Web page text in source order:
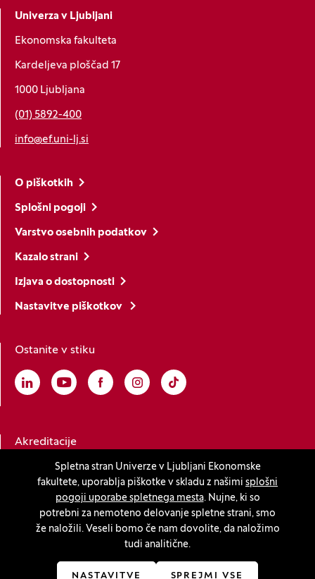
Spletna stran Univerze v Ljubljani Ekonomske
fakultete, uporablja piškotke v skladu z našimi splošni
pogoji uporabe spletnega mesta. Nujne, ki so
potrebni za nemoteno delovanje spletne strani, smo
že naložili. Veseli bomo če nam dovolite, da naložimo
tudi analitične.
NASTAVITVE SPREJMI VSE
Univerza v Ljubljani
Ekonomska fakulteta
Kardeljeva ploščad 17
1000 Ljubljana
(01) 5892-400
info@ef.uni-lj.si
O piškotkih
Splošni pogoji
Varstvo osebnih podatkov
Kazalo strani
Izjava o dostopnosti
Nastavitve piškotkov
Ostanite v stiku
Linkedin
(Odpre se v novem oknu)
Youtube
(Odpre se v novem oknu)
Facebook
(Odpre se v novem oknu)
Instagram
(Odpre se v novem oknu)
TikTok
(Odpre se v novem oknu)
Akreditacije
(Odpre se v novem oknu)
Innovatif(Odpre se v novem oknu)